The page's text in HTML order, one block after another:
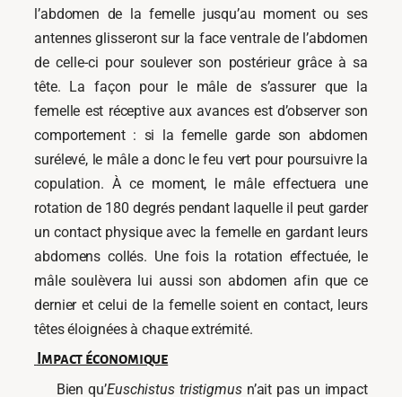
l’abdomen de la femelle jusqu’au moment ou ses
antennes glisseront sur la face ventrale de l’abdomen
de celle-ci pour soulever son postérieur grâce à sa
tête. La façon pour le mâle de s’assurer que la
femelle est réceptive aux avances est d’observer son
comportement : si la femelle garde son abdomen
surélevé, le mâle a donc le feu vert pour poursuivre la
copulation. À ce moment, le mâle effectuera une
rotation de 180 degrés pendant laquelle il peut garder
un contact physique avec la femelle en gardant leurs
abdomens collés. Une fois la rotation effectuée, le
mâle soulèvera lui aussi son abdomen afin que ce
dernier et celui de la femelle soient en contact, leurs
têtes éloignées à chaque extrémité.
Impact économique
Bien qu’Euschistus tristigmusn’ait pas un impact